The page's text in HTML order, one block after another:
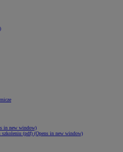
in new window)
szkoleniu (pdf) (Opens in new window)